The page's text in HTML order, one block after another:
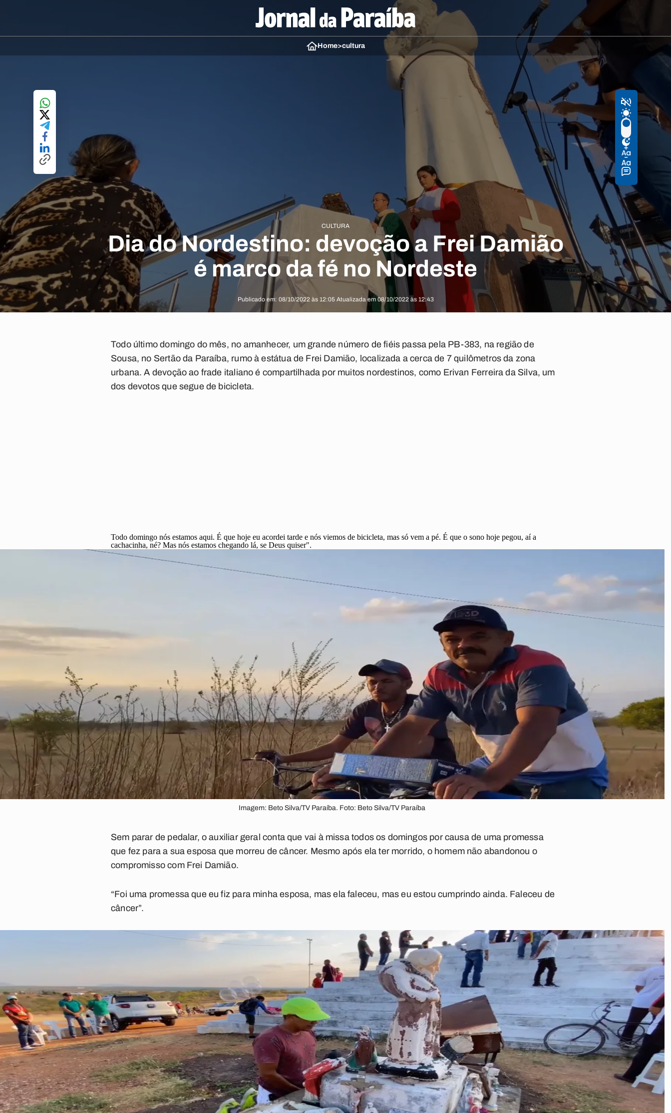
Home>cultura
CULTURA
Dia do Nordestino: devoção a Frei Damião
é marco da fé no Nordeste
Publicado em: 08/10/2022 às 12:05 Atualizada em 08/10/2022 às 12:43
Todo último domingo do mês, no amanhecer, um grande número de fiéis passa pela PB-383, na região de
Sousa, no Sertão da Paraíba, rumo à estátua de Frei Damião, localizada a cerca de 7 quilômetros da zona
urbana. A devoção ao frade italiano é compartilhada por muitos nordestinos, como Erivan Ferreira da Silva, um
dos devotos que segue de bicicleta.
Todo domingo nós estamos aqui. É que hoje eu acordei tarde e nós viemos de bicicleta, mas só vem a pé. É que o sono hoje pegou, aí a
cachacinha, né? Mas nós estamos chegando lá, se Deus quiser".
Imagem: Beto Silva/TV Paraíba. Foto: Beto Silva/TV Paraíba
Sem parar de pedalar, o auxiliar geral conta que vai à missa todos os domingos por causa de uma promessa
que fez para a sua esposa que morreu de câncer. Mesmo após ela ter morrido, o homem não abandonou o
compromisso com Frei Damião.
“Foi uma promessa que eu fiz para minha esposa, mas ela faleceu, mas eu estou cumprindo ainda. Faleceu de
câncer”.